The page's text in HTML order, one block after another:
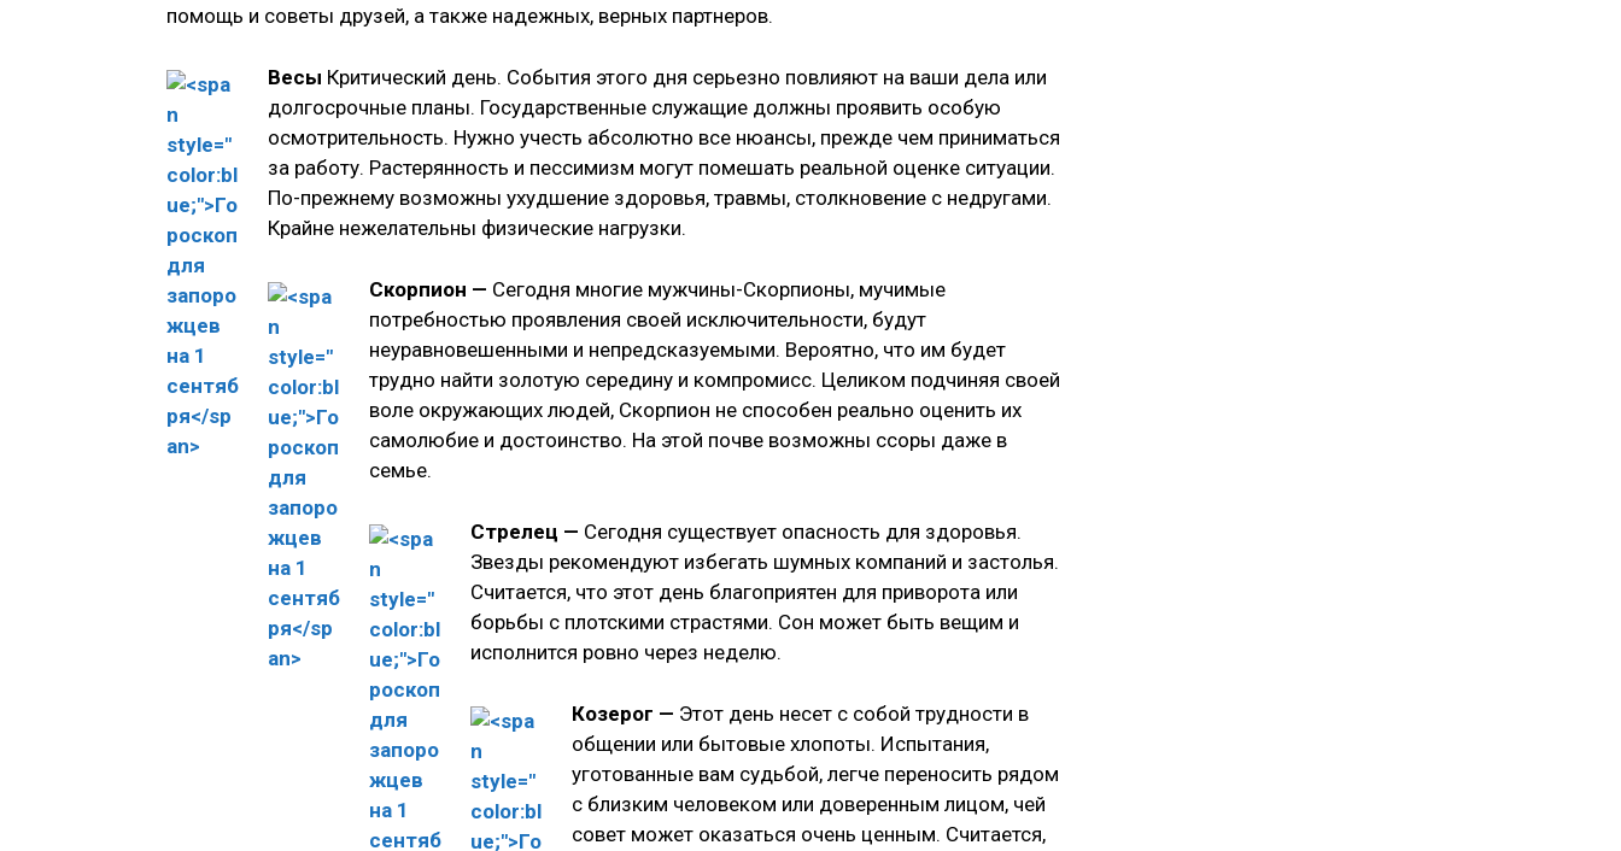
помощь и советы друзей, а также надежных, верных партнеров.
Весы Критический день. События этого дня серьезно повлияют на ваши дела или
долгосрочные планы. Государственные служащие должны проявить особую
осмотрительность. Нужно учесть абсолютно все нюансы, прежде чем приниматься
за работу. Растерянность и пессимизм могут помешать реальной оценке ситуации.
По-прежнему возможны ухудшение здоровья, травмы, столкновение с недругами.
Крайне нежелательны физические нагрузки.
Скорпион — Сегодня многие мужчины-Скорпионы, мучимые
потребностью проявления своей исключительности, будут
неуравновешенными и непредсказуемыми. Вероятно, что им будет
трудно найти золотую середину и компромисс. Целиком подчиняя своей
воле окружающих людей, Скорпион не способен реально оценить их
самолюбие и достоинство. На этой почве возможны ссоры даже в
семье.
Стрелец — Сегодня существует опасность для здоровья.
Звезды рекомендуют избегать шумных компаний и застолья.
Считается, что этот день благоприятен для приворота или
борьбы с плотскими страстями. Сон может быть вещим и
исполнится ровно через неделю.
Козерог — Этот день несет с собой трудности в
общении или бытовые хлопоты. Испытания,
уготованные вам судьбой, легче переносить рядом
с близким человеком или доверенным лицом, чей
совет может оказаться очень ценным. Считается,